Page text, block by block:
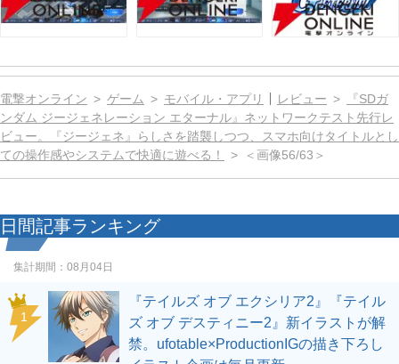
電撃オンライン ゲーム モバイル・アプリ レビュー
『SDガ
ンダム ジージェネレーション エターナル』ネットワークテスト先行レ
ビュー。『ジージェネ』らしさを踏襲しつつ、スマホ向けタイトルとし
ての操作感やシステムで快適に遊べる！
＜画像56/63＞
日間記事ランキング
集計期間： 08月04日
1
『テイルズ オブ エクシリア2』『テイル
ズ オブ デスティニー2』新イラストが解
禁。ufotable×ProductionIGの描き下ろし